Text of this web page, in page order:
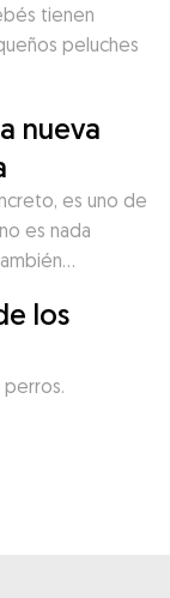
tienen
peluches
nueva
es uno de
es nada
los